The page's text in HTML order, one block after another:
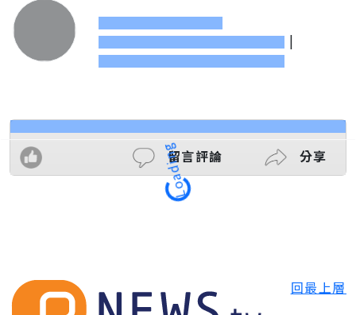
|
留言評論 分享
Loading
回最上層